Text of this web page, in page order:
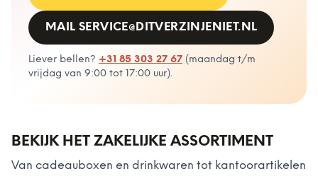
MAIL SERVICE@DITVERZINJENIET.NL
Liever bellen? +31 85 303 27 67 ( maandag t/m
vrijdag van 9:00 tot 17:00 uur).
BEKIJK HET ZAKELIJKE ASSORTIMENT
Van cadeauboxen en drinkwaren tot kantoorartikelen